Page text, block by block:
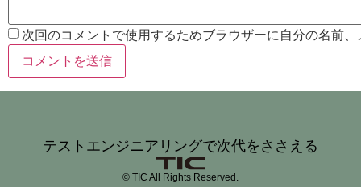
次回のコメントで使用するためブラウザーに自分の名前
テストエンジニアリングで次代をささえる
© TIC All Rights Reserved.